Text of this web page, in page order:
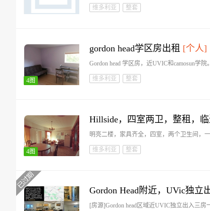
维多利亚 整套
4图
gordon head学区房出租 [个人]
Gordon head 学区房，近UVIC和camosun学
维多利亚 整套
4图
Hillside，四室两卫，整租，
明亮二楼，家具齐全，四室，两个卫生间，
维多利亚 整套
Gordon Head附近，UVic独立
[房源]Gordon head区域近UVIC独立出入三